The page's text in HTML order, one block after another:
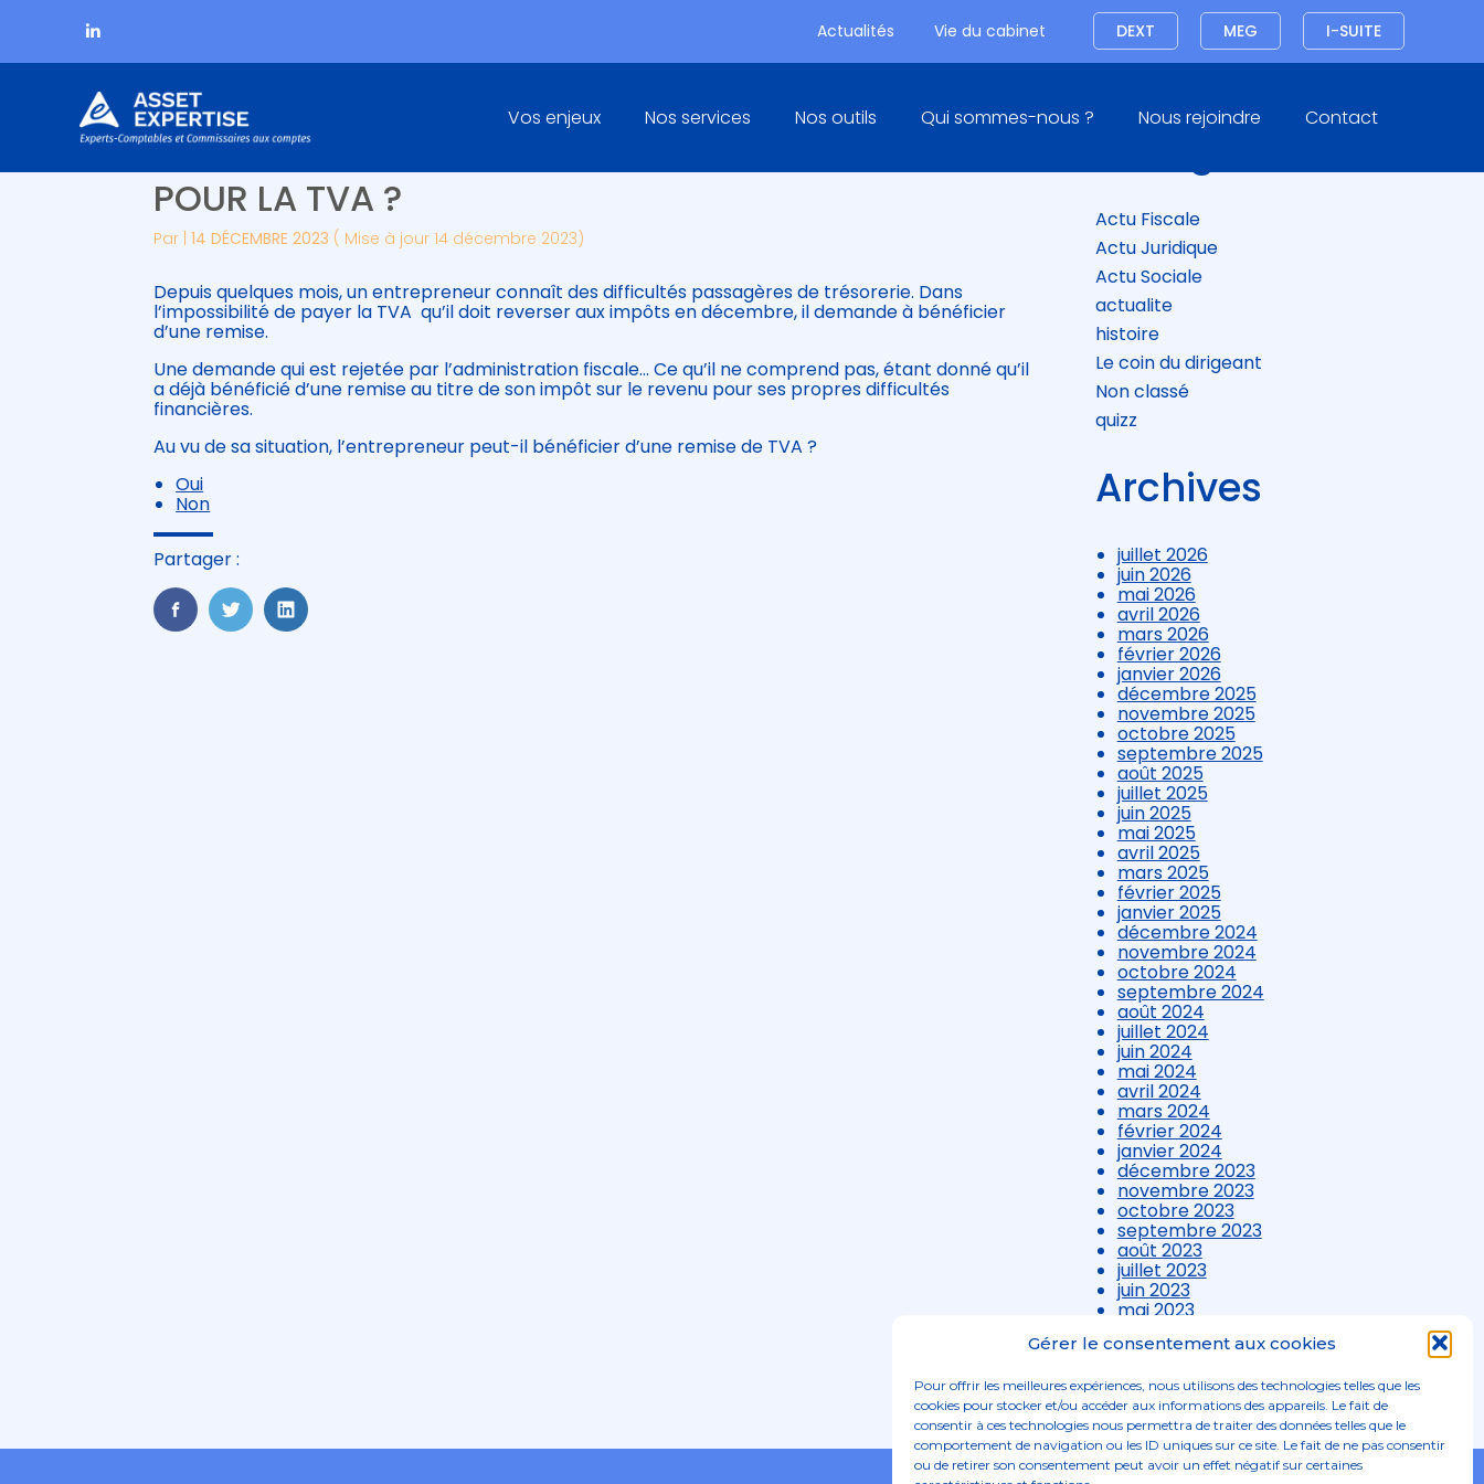
Gérer le consentement aux cookies
Pour offrir les meilleures expériences, nous utilisons des technologies telles que les
cookies pour stocker et/ou accéder aux informations des appareils. Le fait de
consentir à ces technologies nous permettra de traiter des données telles que le
comportement de navigation ou les ID uniques sur ce site. Le fait de ne pas consentir
ou de retirer son consentement peut avoir un effet négatif sur certaines
Actualités Vie du cabinet Connexion I-SUITE
MEG
DEXT
Aller
au
Principal
Vos enjeux Nos services Nos outils Qui sommes-nous ? Nous rejoindre Contact
DIFFICULTÉS FINANCIÈRES ET REMISE D'IMPÔT : MÊME
POUR LA TVA ?
Par |14 DÉCEMBRE 2023 ( Mise à jour 14 décembre 2023)
Depuis quelques mois, un entrepreneur connaît des difficultés passagères de trésorerie. Dans
l’impossibilité de payer la TVA qu’il doit reverser aux impôts en décembre, il demande à bénéficier
d’une remise.
Une demande qui est rejetée par l’administration fiscale… Ce qu’il ne comprend pas, étant donné qu’il
a déjà bénéficié d’une remise au titre de son impôt sur le revenu pour ses propres difficultés
financières.
Au vu de sa situation, l’entrepreneur peut-il bénéficier d’une remise de TVA ?
Oui
Non
Partager :
FaceBook
TwitterLinkedIn
Blog
Actu Fiscale
Actu Juridique
Actu Sociale
actualite
histoire
Le coin du dirigeant
Non classé
quizz
Archives
juillet 2026
juin 2026
mai 2026
avril 2026
mars 2026
février 2026
janvier 2026
décembre 2025
novembre 2025
octobre 2025
septembre 2025
août 2025
juillet 2025
juin 2025
mai 2025
avril 2025
mars 2025
février 2025
janvier 2025
décembre 2024
novembre 2024
octobre 2024
septembre 2024
août 2024
juillet 2024
juin 2024
mai 2024
avril 2024
mars 2024
février 2024
janvier 2024
décembre 2023
novembre 2023
octobre 2023
septembre 2023
août 2023
juillet 2023
juin 2023
mai 2023
mars 2023